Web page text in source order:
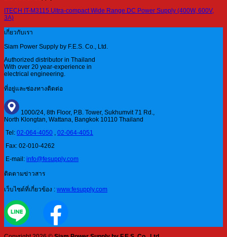
ITECH IT-M3115 Ultra-compact Wide Range DC Power Supply (400W, 600V,
3A)
เกี่ยวกับเรา
Siam Power Supply by F.E.S. Co., Ltd.
Authorized distributor in Thailand
With over 20 year-experience in
electrical engineering.
ที่อยู่และช่องทางติดต่อ
1000/24, 8th Floor, P.B. Tower, Sukhumvit 71 Rd.,
North Klongtan, Wattana, Bangkok 10110 Thailand
Tel: 02-064-4050 , 02-064-4051
Fax: 02-010-4262
E-mail: info@fesupply.com
ติดตามข่าวสาร
เว็บไซต์ที่เกี่ยวข้อง : www.fesupply.com